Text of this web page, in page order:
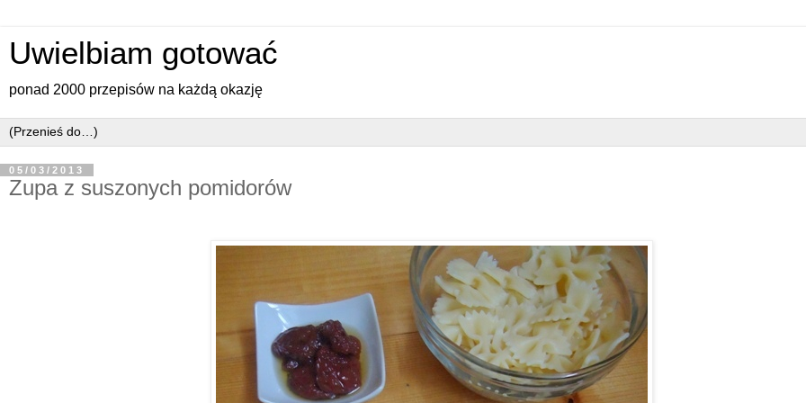
Uwielbiam gotować
ponad 2000 przepisów na każdą okazję
05/03/2013
Zupa z suszonych pomidorów